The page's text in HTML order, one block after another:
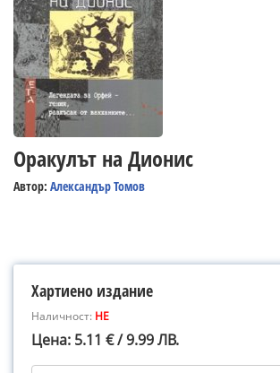
Оракулът на Дионис
Автор: Александър Томов
Хартиено издание
Наличност: НЕ
Цена: 5.11 € / 9.99 ЛВ.